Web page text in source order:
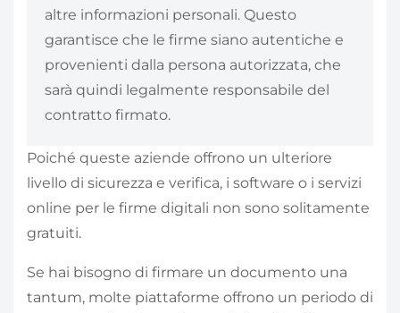
altre informazioni personali. Questo
garantisce che le firme siano autentiche e
provenienti dalla persona autorizzata, che
sarà quindi legalmente responsabile del
contratto firmato.
Poiché queste aziende offrono un ulteriore
livello di sicurezza e verifica, i software o i servizi
online per le firme digitali non sono solitamente
gratuiti.
Se hai bisogno di firmare un documento una
tantum, molte piattaforme offrono un periodo di